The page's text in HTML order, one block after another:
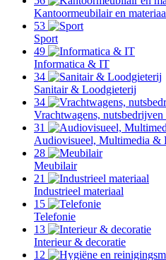
Kantoormeubilair en
53
Sport
49
Informatica & IT
34
Sanitair & Loodgieterij
34
Vrachtwagens,
31
Audiovisueel, Multimedia &
28
Meubilair
21
Industrieel materiaal
15
Telefonie
13
Interieur & decoratie
12